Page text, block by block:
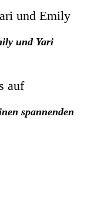
und Yari
spannenden